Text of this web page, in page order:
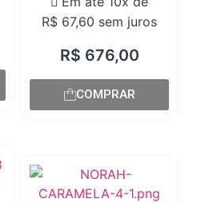
R$ 676,00
R$ 67,60 sem juros
COMPRAR